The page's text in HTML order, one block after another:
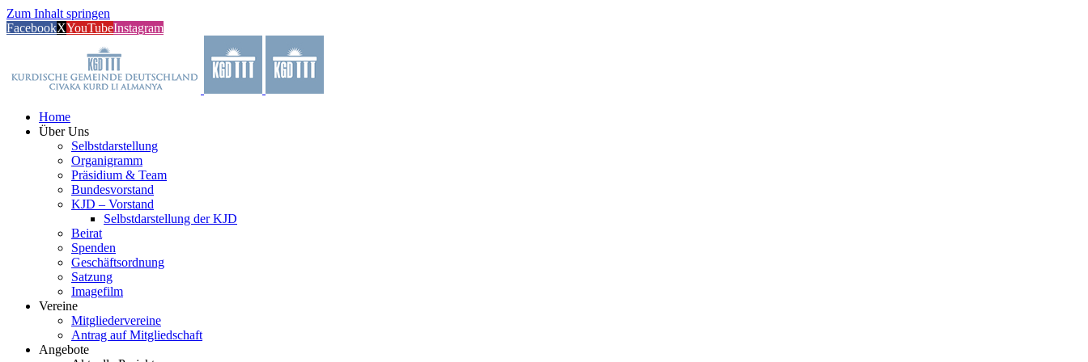
Zum Inhalt springen
FacebookXYouTubeInstagram
Home
Über Uns
Selbstdarstellung
Organigramm
Präsidium & Team
Bundesvorstand
KJD – Vorstand
Selbstdarstellung der KJD
Beirat
Spenden
Geschäftsordnung
Satzung
Imagefilm
Vereine
Mitgliedervereine
Antrag auf Mitgliedschaft
Angebote